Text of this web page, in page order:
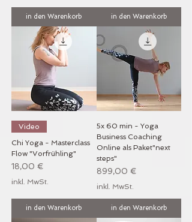
in den Warenkorb in den Warenkorb
Video
Chi Yoga - Masterclass
Flow "Vorfrühling"
Preis
18,00 €
inkl. MwSt.
in den Warenkorb
5x 60 min - Yoga
Business Coaching
Online als Paket"next
steps"
Preis
899,00 €
inkl. MwSt.
in den Warenkorb